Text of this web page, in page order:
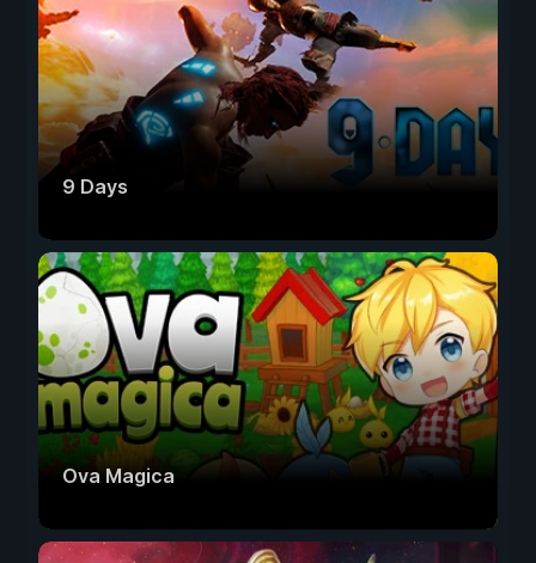
9 Days
Ova Magica